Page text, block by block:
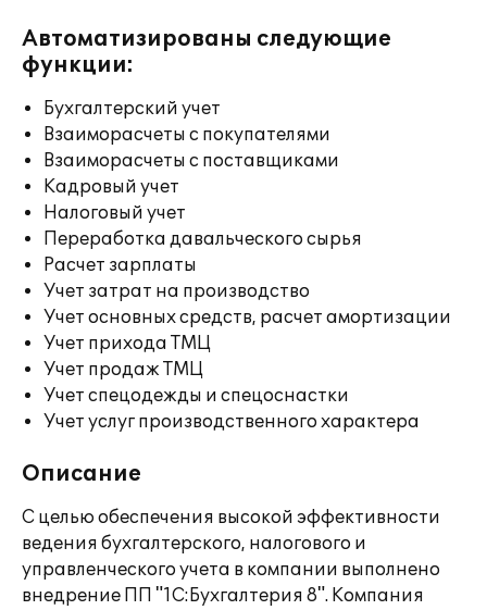
Автоматизированы следующие
функции:
Бухгалтерский учет
Взаиморасчеты с покупателями
Взаиморасчеты с поставщиками
Кадровый учет
Налоговый учет
Переработка давальческого сырья
Расчет зарплаты
Учет затрат на производство
Учет основных средств, расчет амортизации
Учет прихода ТМЦ
Учет продаж ТМЦ
Учет спецодежды и спецоснастки
Учет услуг производственного характера
Описание
С целью обеспечения высокой эффективности
ведения бухгалтерского, налогового и
управленческого учета в компании выполнено
внедрение ПП "1С:Бухгалтерия 8". Компания